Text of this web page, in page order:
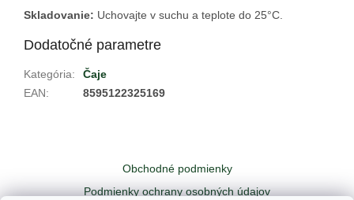
Skladovanie: Uchovajte v suchu a teplote do 25°C.
Dodatočné parametre
Kategória:
Čaje
EAN: 8595122325169
ä
Obchodné podmienky
Podmienky ochrany osobných údajov